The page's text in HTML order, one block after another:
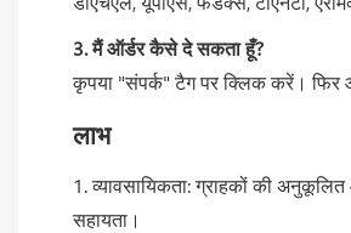
3. मैं ऑर्डर कैसे दे सकता हूँ?
कृपया "संपर्क" टैग पर क्लिक करें। फिर
लाभ
1. व्यावसायिकता: ग्राहकों की
सहायता।